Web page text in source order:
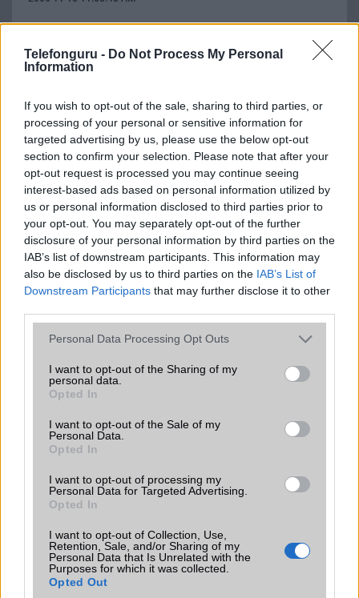
Telefonguru - Do Not Process My Personal
Information
If you wish to opt-out of the sale, sharing to third parties, or
processing of your personal or sensitive information for
targeted advertising by us, please use the below opt-out
section to confirm your selection. Please note that after your
opt-out request is processed you may continue seeing
interest-based ads based on personal information utilized by
us or personal information disclosed to third parties prior to
your opt-out. You may separately opt-out of the further
disclosure of your personal information by third parties on the
IAB’s list of downstream participants. This information may
also be disclosed by us to third parties on the IAB’s List of
Downstream Participants that may further disclose it to other
Please note that this website/app uses one or more Google
not limited to your visit or usage behaviour. You may click to
grant or deny consent to Google and its third-party tags to
use your data for below specified purposes in below Google
consent section.
Personal Data Processing Opt Outs
I want to opt-out of the Sharing of my
personal data.
Opted In
I want to opt-out of the Sale of my
Personal Data.
Opted In
I want to opt-out of processing my
Personal Data for Targeted Advertising.
Opted In
I want to opt-out of Collection, Use,
Retention, Sale, and/or Sharing of my
Personal Data that Is Unrelated with the
Purposes for which it was collected.
Opted Out
Hm ez már döfi szép kis teló csak kár hogy nincs rajta infra
2006-11-18 9:58:48 PM
Téves az adatlap. 1,3Mpixeles kamera van benne.
Endorfyn:)
2006-11-20 9:44:13 PM
Nyah akkor holnap rendelem:P
2006-11-21 5:50:26 PM
GYENGESÉGE A CAMERA.AZ MP3, NEKEM A V630i JOBBAN
TETSZIK EBBEN AZ ÁRKATEGORIÁBA
!!!!:)javascript:hozzaszolas_smiley()
Matthew
2006-12-1 3:36:15 PM
Valaki megtudja mondani mekkora memorya karit tud max kezelni?
CHiP